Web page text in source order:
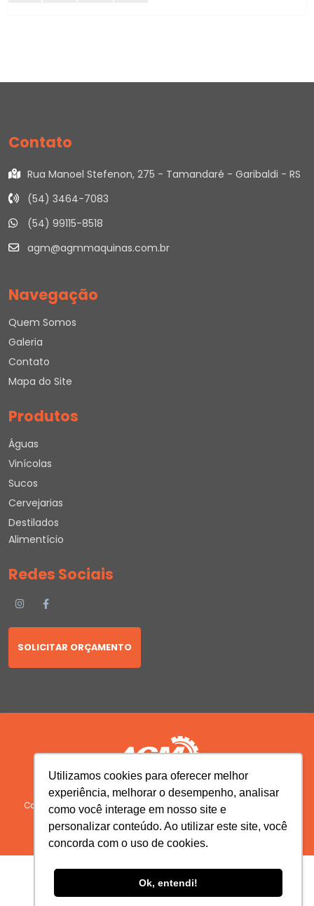
Utilizamos cookies para oferecer melhor
experiência, melhorar o desempenho, analisar
como você interage em nosso site e
personalizar conteúdo. Ao utilizar este site, você
concorda com o uso de cookies.
Ok, entendi!
Contato
Rua Manoel Stefenon, 275 - Tamandaré - Garibaldi - RS
(54) 3464-7083
(54) 99115-8518
agm@agmmaquinas.com.br
Navegação
Quem Somos
Galeria
Contato
Mapa do Site
Produtos
Águas
Vinícolas
Sucos
Cervejarias
Destilados
Alimentício
Redes Sociais
SOLICITAR ORÇAMENTO
Copyright © 2026 AGM Máquinas | Todos os Direitos Reservados.
Desenvolvido por